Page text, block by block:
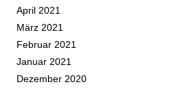
April 2021
März 2021
Februar 2021
Januar 2021
Dezember 2020